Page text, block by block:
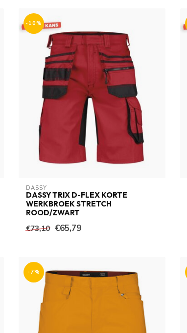
-10%
DASSY
DASSY TRIX D-FLEX KORTE
WERKBROEK STRETCH
ROOD/ZWART
€73,10 €65,79
-7%